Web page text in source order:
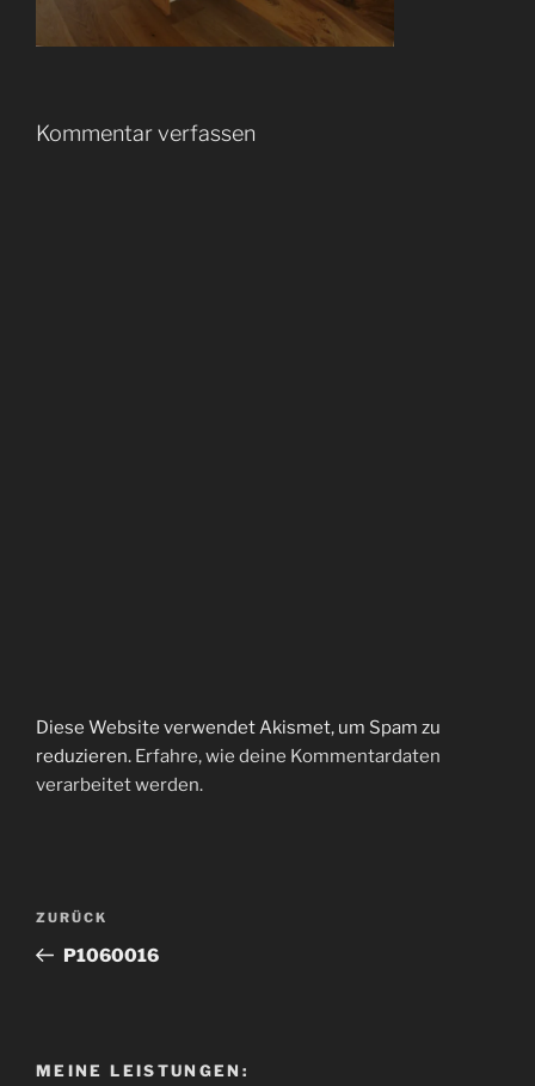
Kommentar verfassen
Diese Website verwendet Akismet, um Spam zu
reduzieren. Erfahre, wie deine Kommentardaten
verarbeitet werden.
Beitragsnavigation
Vorheriger
Beitrag
ZURÜCK
P1060016
MEINE LEISTUNGEN: